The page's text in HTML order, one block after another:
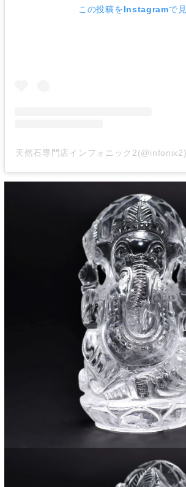
この投稿をInstagramで
天然石専門店インフォニック